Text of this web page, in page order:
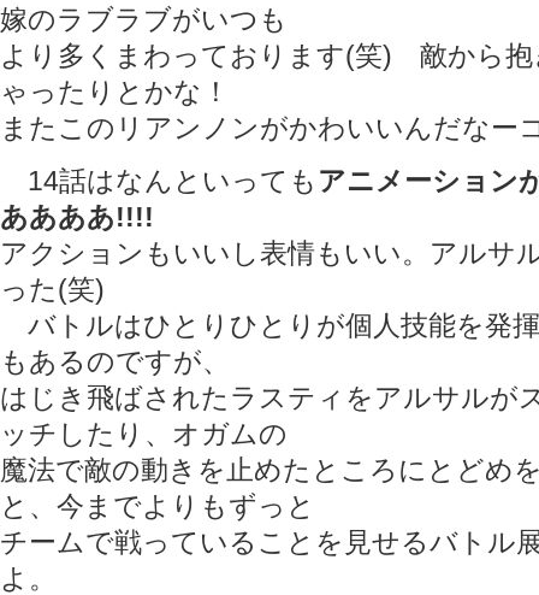
嫁のラブラブがいつも
より多くまわっております(笑) 敵から
ゃったりとかな！
またこのリアンノンがかわいいんだなー
14話はなんといっても アニメーション
ああああ!!!!
アクションもいいし表情もいい。アルサ
った(笑)
バトルはひとりひとりが個人技能を発
もあるのですが、
はじき飛ばされたラスティをアルサルが
ッチしたり、オガムの
魔法で敵の動きを止めたところにとどめ
と、今までよりもずっと
チームで戦っていることを見せるバトル
よ。